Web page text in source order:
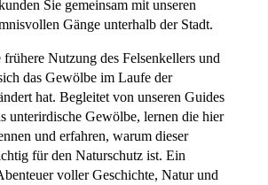
Sie gemeinsam mit unseren
Gänge unterhalb der Stadt.
Nutzung des Felsenkellers und
das Gewölbe im Laufe der
hat. Begleitet von unseren Guides
unterirdische Gewölbe, lernen die hier
und erfahren, warum dieser
für den Naturschutz ist. Ein
voller Geschichte, Natur und